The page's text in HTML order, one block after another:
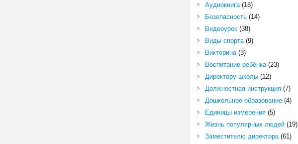
Аудиокнига(18)
Безопасность(14)
Видеоурок(38)
Виды спорта(9)
Викторина(3)
Воспитание ребёнка(23)
Директору школы(12)
Должностная инструкция(7)
Дошкольное образование(4)
Единицы измерения(5)
Жизнь популярных людей(19)
Заместителю директора(61)